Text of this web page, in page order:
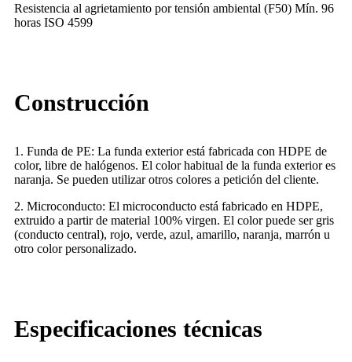
Resistencia al agrietamiento por tensión ambiental (F50) Mín. 96
horas ISO 4599
Construcción
1. Funda de PE: La funda exterior está fabricada con HDPE de
color, libre de halógenos. El color habitual de la funda exterior es
naranja. Se pueden utilizar otros colores a petición del cliente.
2. Microconducto: El microconducto está fabricado en HDPE,
extruido a partir de material 100% virgen. El color puede ser gris
(conducto central), rojo, verde, azul, amarillo, naranja, marrón u
otro color personalizado.
Especificaciones técnicas